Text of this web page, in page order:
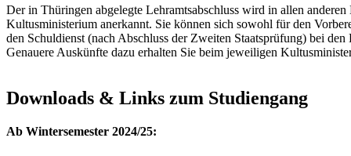
Der in Thüringen abgelegte Lehramtsabschluss wird in allen
Kultusministerium anerkannt. Sie können sich sowohl für den
den Schuldienst (nach Abschluss der Zweiten Staatsprüfung) bei
Genauere Auskünfte dazu erhalten Sie beim jeweiligen
Downloads & Links zum Studiengang
Ab Wintersemester 2024/25: